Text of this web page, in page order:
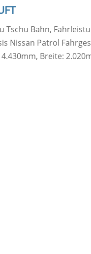
Tschu Bahn,
Nissan Patrol
Breite: